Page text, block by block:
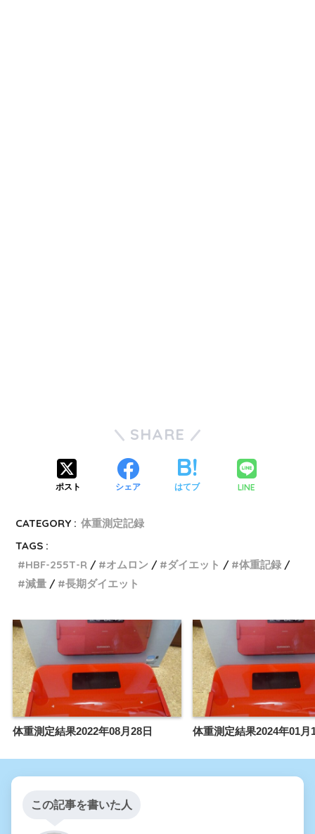
SHARE
ポスト シェア はてブ LINE
CATEGORY : 体重測定記録
TAGS :
HBF-255T-R
オムロン ダイエット
体重記録
減量
長期ダイエット
体重測定結果2022年08月28日 体重測定結果2024年01月
この記事を書いた人